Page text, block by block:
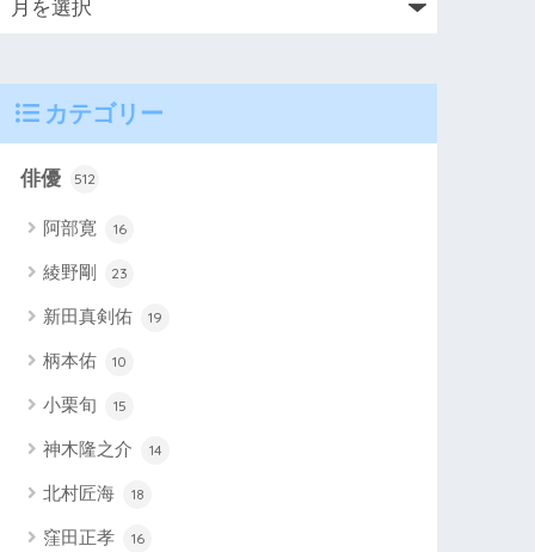
カテゴリー
俳優 512
阿部寛 16
綾野剛 23
新田真剣佑 19
柄本佑 10
小栗旬 15
神木隆之介 14
北村匠海 18
窪田正孝 16